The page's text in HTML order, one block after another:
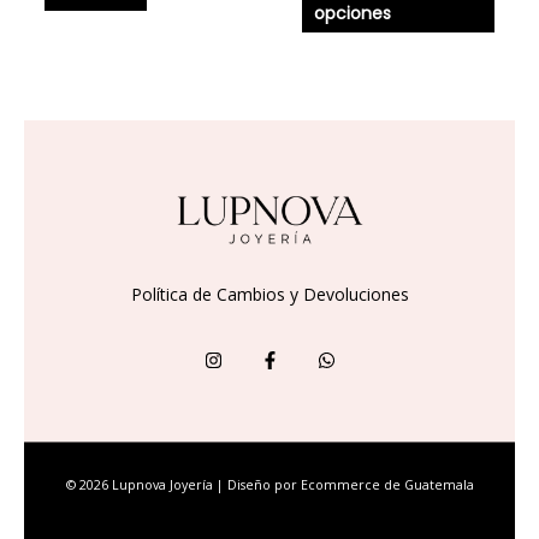
opciones
Política de Cambios y Devoluciones
© 2026 Lupnova Joyería | Diseño por Ecommerce de Guatemala